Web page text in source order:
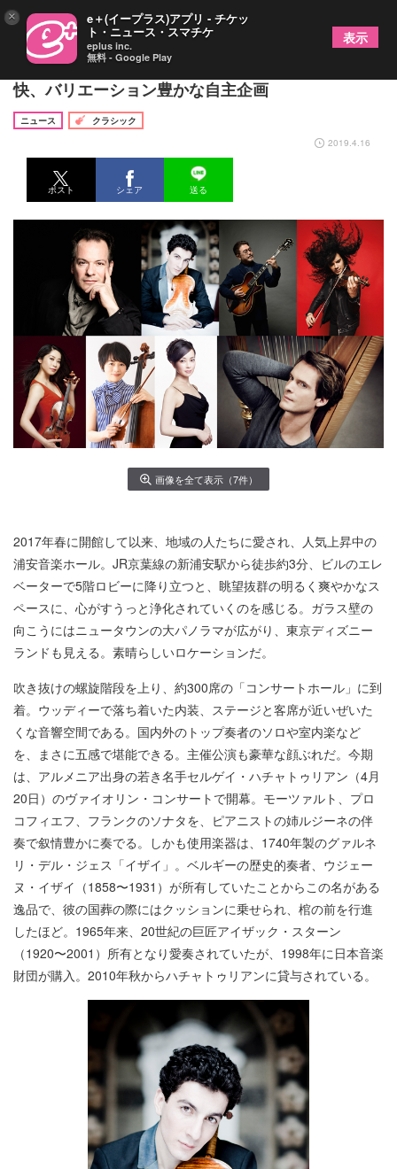
注目度アップの「浦安音楽ホール」~駅近、眺望爽
快、バリエーション豊かな自主企画
ニュース
クラシック
2019.4.16
ポスト シェア 送る
画像を全て表示（7件）
2017年春に開館して以来、地域の人たちに愛され、人気上昇中の
浦安音楽ホール。JR京葉線の新浦安駅から徒歩約3分、ビルのエレ
ベーターで5階ロビーに降り立つと、眺望抜群の明るく爽やかなス
ペースに、心がすうっと浄化されていくのを感じる。ガラス壁の
向こうにはニュータウンの大パノラマが広がり、東京ディズニー
ランドも見える。素晴らしいロケーションだ。
吹き抜けの螺旋階段を上り、約300席の「コンサートホール」に到
着。ウッディーで落ち着いた内装、ステージと客席が近いぜいた
くな音響空間である。国内外のトップ奏者のソロや室内楽など
を、まさに五感で堪能できる。主催公演も豪華な顔ぶれだ。今期
は、アルメニア出身の若き名手セルゲイ・ハチャトゥリアン（4月
20日）のヴァイオリン・コンサートで開幕。モーツァルト、プロ
コフィエフ、フランクのソナタを、ピアニストの姉ルジーネの伴
奏で叙情豊かに奏でる。しかも使用楽器は、1740年製のグァルネ
リ・デル・ジェス「イザイ」。ベルギーの歴史的奏者、ウジェー
ヌ・イザイ（1858〜1931）が所有していたことからこの名がある
逸品で、彼の国葬の際にはクッションに乗せられ、棺の前を行進
したほど。1965年来、20世紀の巨匠アイザック・スターン
（1920〜2001）所有となり愛奏されていたが、1998年に日本音楽
財団が購入。2010年秋からハチャトゥリアンに貸与されている。
× e＋(イープラス)アプリ - チケッ
ト・ニュース・スマチケ
eplus inc.
無料 - Google Play
表示